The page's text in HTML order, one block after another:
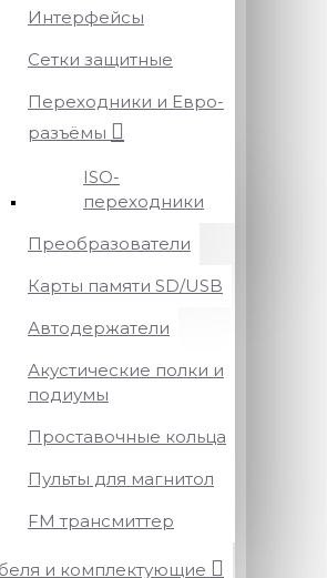
Интерфейсы
Сетки защитные
Переходники и Евро-
разъёмы
ISO-
переходники
Преобразователи
Карты памяти SD/USB
Автодержатели
Акустические полки и
подиумы
Проставочные кольца
Пульты для магнитол
FM трансмиттер
и комплектующие